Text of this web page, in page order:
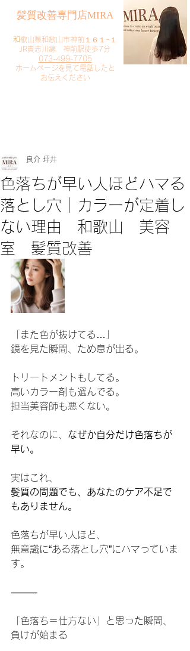
​髪質改善専門店MIRA
​和歌山県和歌山市神前１６１−１
JR貴志川線 神前駅徒歩7分
073-499-7705
​ホームページを見て電話したと
お伝えください
色落ちが早い人ほどハマる
落とし穴｜カラーが定着し
ない理由 和歌山 美容
室 髪質改善
良介 坪井
「また色が抜けてる…」
鏡を見た瞬間、ため息が出る。
トリートメントもしてる。
高いカラー剤も選んでる。
担当美容師も悪くない。
それなのに、 なぜか自分だけ色落ちが
早い。
実はこれ、
髪質の問題でも、あなたのケア不足で
もありません。
色落ちが早い人ほど、
無意識に“ある落とし穴”にハマっていま
す。
⸻
「色落ち＝仕方ない」と思った瞬間、
負けが始まる